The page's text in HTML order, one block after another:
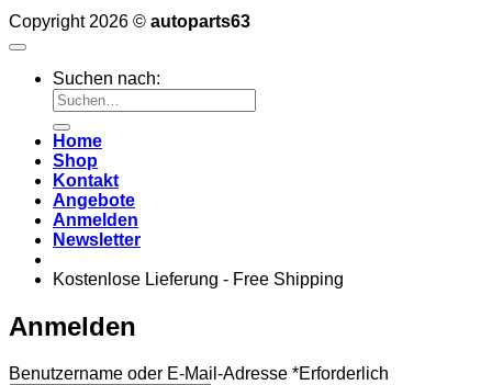
Copyright 2026 © autoparts63
Suchen nach:
Home
Shop
Kontakt
Angebote
Anmelden
Newsletter
Kostenlose Lieferung - Free Shipping
Anmelden
Benutzername oder E-Mail-Adresse *Erforderlich